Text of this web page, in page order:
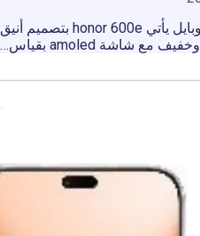
السعر ومراجعة سريعة للموبايل يأتي honor 600e بتصميم أنيق
وخفيف مع شاشة amoled بقياس…